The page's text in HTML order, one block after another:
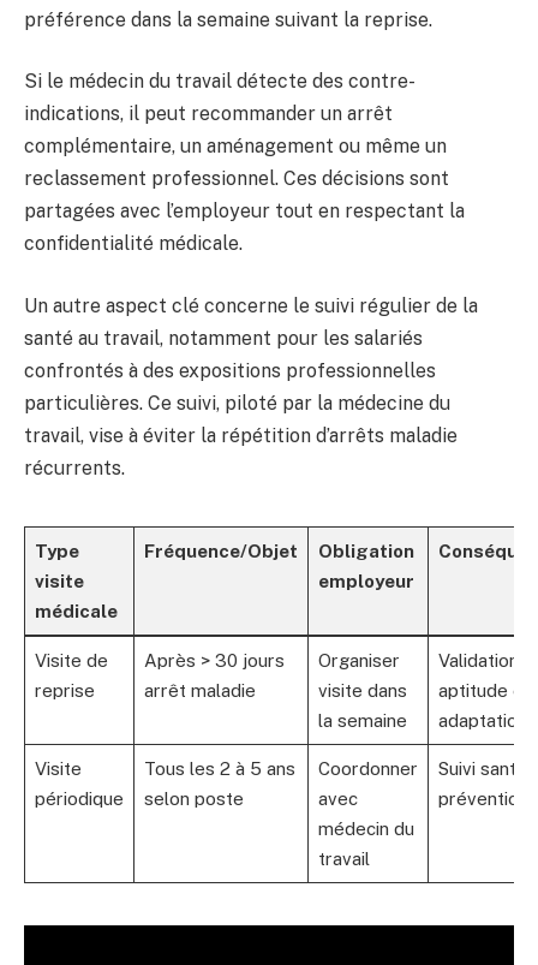
préférence dans la semaine suivant la reprise.
Si le médecin du travail détecte des contre-
indications, il peut recommander un arrêt
complémentaire, un aménagement ou même un
reclassement professionnel. Ces décisions sont
partagées avec l’employeur tout en respectant la
confidentialité médicale.
Un autre aspect clé concerne le suivi régulier de la
santé au travail, notamment pour les salariés
confrontés à des expositions professionnelles
particulières. Ce suivi, piloté par la médecine du
travail, vise à éviter la répétition d’arrêts maladie
récurrents.
Type
visite
médicale
Fréquence/Objet
Obligation
employeur
Visite de
reprise
Après > 30 jours
arrêt maladie
Organiser
visite dans
la semaine
Validation
aptitude et
adaptations
Visite
périodique
Tous les 2 à 5 ans
selon poste
Coordonner
avec
médecin du
travail
Suivi santé
prévention